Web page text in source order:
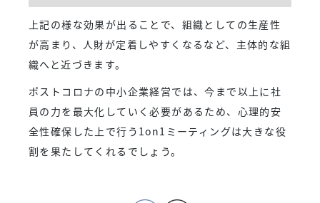
上記の様な効果が出ることで、組織としての生産性
が高まり、人財が定着しやすくなるなど、主体的な組
織へと近づきます。
ポストコロナの中小企業経営では、今まで以上に社
員の力を最大化していく必要があるため、心理的安
全性確保した上で行う1on1ミーティングは大きな役
割を果たしてくれるでしょう。